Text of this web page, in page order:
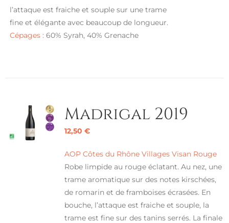
l’attaque est fraiche et souple sur une trame
fine et élégante avec beaucoup de longueur.
Cépages : 60% Syrah, 40% Grenache
Madrigal 2019
12,50 €
AOP Côtes du Rhône Villages Visan Rouge
Robe limpide au rouge éclatant. Au nez, une
trame aromatique sur des notes kirschées,
de romarin et de framboises écrasées. En
bouche, l’attaque est fraiche et souple, la
trame est fine sur des tanins serrés. La finale